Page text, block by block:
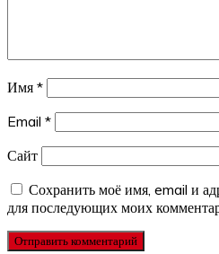
Имя *
Email *
Сайт
Сохранить моё имя, email и
для последующих моих